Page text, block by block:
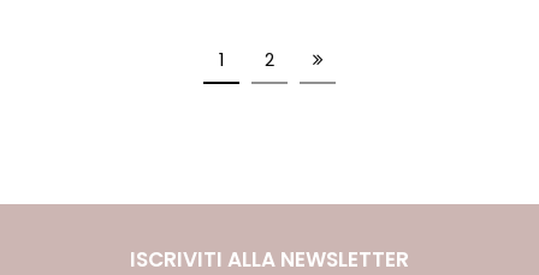
1 2
ISCRIVITI ALLA NEWSLETTER